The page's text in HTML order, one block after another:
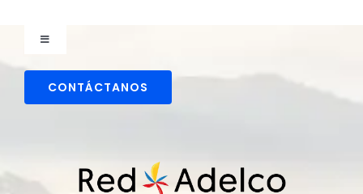
Toggle
Comunicaciones
Transparencia y ética empresarial
CONTÁCTANOS